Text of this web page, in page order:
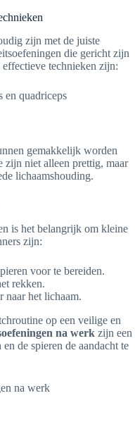
zijn met de juiste
die gericht zijn
technieken zijn:
en quadriceps
gemakkelijk worden
zijn niet alleen prettig, maar
lichaamshouding.
is het belangrijk om kleine
zijn:
voor te bereiden.
rekken.
naar het lichaam.
op een veilige en
na werk zijn een
de spieren de aandacht te